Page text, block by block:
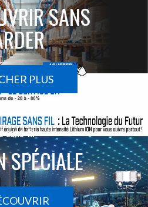
SANS
PLUS
sans-fil
SPÉCIALE